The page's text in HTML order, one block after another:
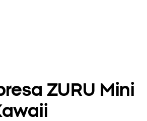
ZURU Mini